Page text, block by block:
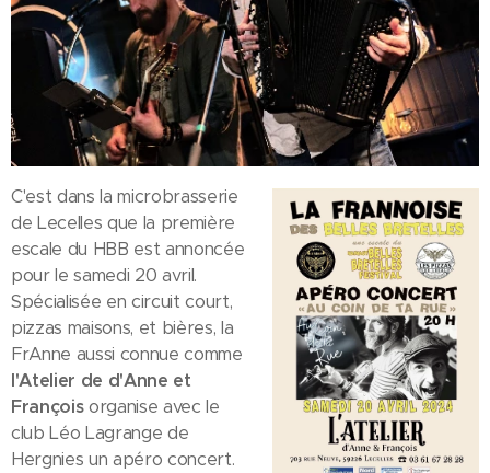
C'est dans la microbrasserie
de Lecelles que la première
escale du HBB est annoncée
pour le samedi 20 avril.
Spécialisée en circuit court,
pizzas maisons, et bières, la
FrAnne aussi connue comme
l'Atelier de d'Anne et
Françoisorganise avec le
club Léo Lagrange de
Hergnies un apéro concert.